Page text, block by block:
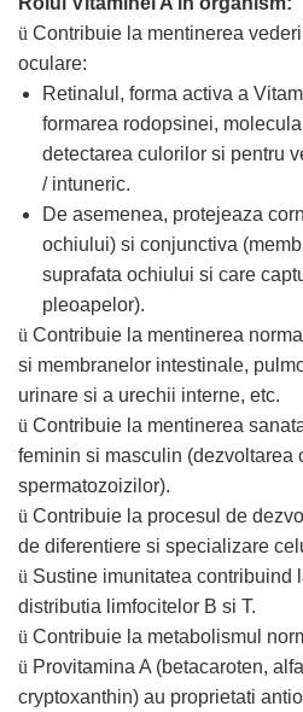
ProdNat (6 produse)
ProPhyto - ProVet SA (6 produse)
Record (5 produse)
Rohto Pharmaceuticals Co (4
produse)
produse)
Romvac - Imunoinstant (20
produse)
Splash (10 produse)
Sunvita Group (2 produse)
The Bramton Company - Simple
Solution & Out! (8 produse)
Trixie (28 produse)
Van Vliet The Candy Company BV
(8 produse)
Vet's Best (8 produse)
Vivil A. Muller GmbH & Co.Kg (22
produse)
ü Contribuie la mentinerea
oculare:
Retinalul, forma activa a
formarea rodopsinei,
detectarea culorilor si pentru
/ intuneric.
De asemenea, protejeaza
ochiului) si conjunctiva
suprafata ochiului si care
pleoapelor).
ü Contribuie la mentinerea
si membranelor intestinale,
urinare si a urechii interne, etc.
ü Contribuie la mentinerea
feminin si masculin (dezvoltarea
spermatozoizilor).
ü Contribuie la procesul de
de diferentiere si specializare
ü Sustine imunitatea contribuind
distributia limfocitelor B si T.
ü Contribuie la metabolismul
ü Provitamina A (betacaroten,
cryptoxanthin) au proprietati